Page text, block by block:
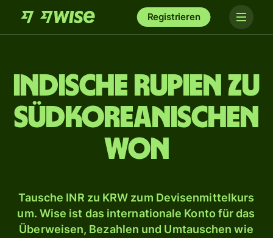
Registrieren
Indische Rupien zu
südkoreanischen
Won
Tausche INR zu KRW zum Devisenmittelkurs
um. Wise ist das internationale Konto für das
Überweisen, Bezahlen und Umtauschen wie